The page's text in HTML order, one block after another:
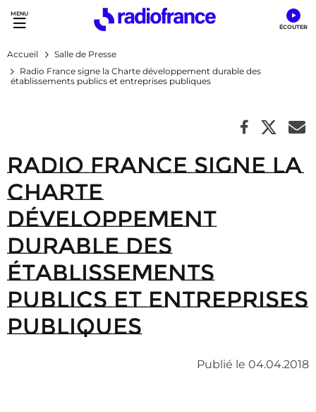
Accès direct :
Menu principal
Contenu
Accueil
Salle de Presse
Radio France signe la Charte développement durable des
établissements publics et entreprises publiques
Radio France signe la
Charte
développement
durable des
établissements
publics et entreprises
publiques
Publié le 04.04.2018